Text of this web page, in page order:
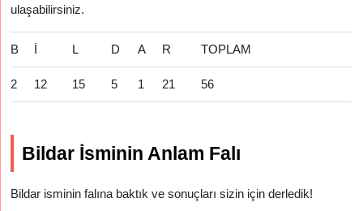
ulaşabilirsiniz.
B İ L D A R TOPLAM
2 12 15 5 1 21 56
Bildar İsminin Anlam Falı
Bildar isminin falına baktık ve sonuçları sizin için derledik!